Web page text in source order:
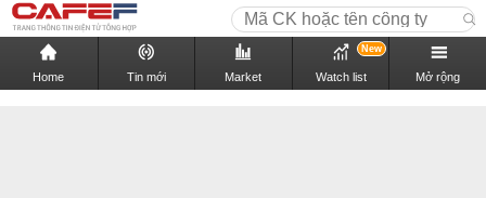
Home Tin mới Market Watch list
New
Mở rộng